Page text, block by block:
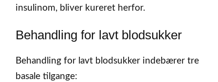
insulinom, bliver kureret herfor.
Behandling for lavt blodsukker
Behandling for lavt blodsukker indebærer tre
basale tilgange: